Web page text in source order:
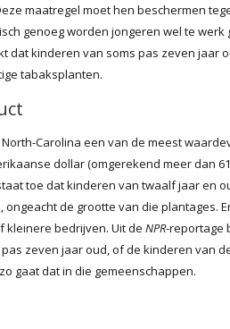
maatregel moet hen beschermen
genoeg worden jongeren wel te
dat kinderen van soms pas zeven jaar
tabaksplanten.
Carolina een van de meest
dollar (omgerekend meer dan
toe dat kinderen van twaalf jaar en
de grootte van die plantages.
kleinere bedrijven. Uit de NPR-reportage
zeven jaar oud, of de kinderen van
gaat dat in die gemeenschappen.